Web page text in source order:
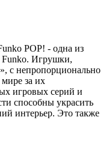
POP! - одна из
Funko. Игрушки,
с непропорционально
за их
игровых серий и
способны украсить
интерьер. Это также